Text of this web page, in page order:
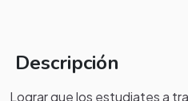
Descripción
Lograr que los estudiates a